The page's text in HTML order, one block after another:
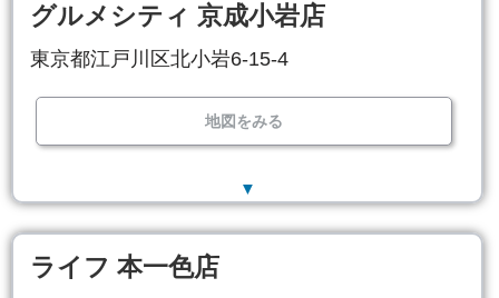
グルメシティ 京成小岩店
東京都江戸川区北小岩6-15-4
地図をみる
▼
ライフ 本一色店